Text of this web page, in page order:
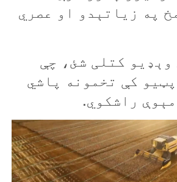
په زیاتېدو او عصري
وېډيو کتلی شئ، چې
کې تخمونه پاشي
راشکوي.